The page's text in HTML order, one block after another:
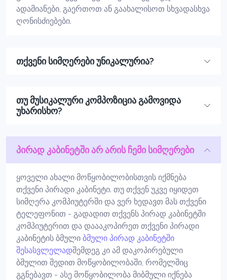
ადამიანები, გაერთოთ ან გაახალისოთ სხვადასხვა
ღონისძიებები.
თქვენი სიმღერები უნიკალურია?
თუ მუსიკალური კომპოზიცია გამოვიდა
უხარისხო?
პირად კაბინეტში არ არის ჩემი სიმღერები
ყოველი ახალი მოწყობილობისთვის იქმნება
თქვენი პირადი კაბინეტი. თუ თქვენ უკვე იყიდეთ
სიმღერა კომპიუტერში და ვერ ხედავთ მას თქვენი
ტელეფონით - გადადით თქვენს პირად კაბინეტში
კომპიუტერით და დაააკოპირეთ თქვენი პირადი
კაბინეტის ბმული ბმული პირად კაბინეტში
შესასვლელადშემდეგ კი ამ დაკოპირებული
ბმულით შედით მოწყობილობაში, რომელშიც
გგნებავთ - ასე მოწყობილობა მიბმული იქნება